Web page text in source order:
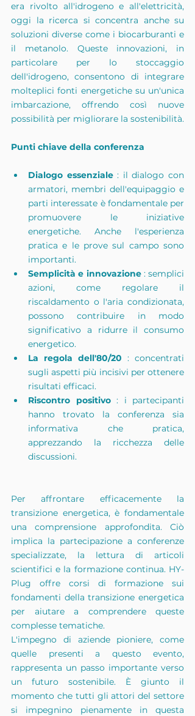
era rivolto all'idrogeno e all'elettricità,
oggi la ricerca si concentra anche su
soluzioni diverse come i biocarburanti e
il metanolo. Queste innovazioni, in
particolare per lo stoccaggio
dell'idrogeno, consentono di integrare
molteplici fonti energetiche su un'unica
imbarcazione, offrendo così nuove
possibilità per migliorare la sostenibilità.
Punti chiave della conferenza
Dialogo essenziale : il dialogo con
armatori, membri dell'equipaggio e
parti interessate è fondamentale per
promuovere le iniziative
energetiche. Anche l'esperienza
pratica e le prove sul campo sono
importanti.
Semplicità e innovazione : semplici
azioni, come regolare il
riscaldamento o l'aria condizionata,
possono contribuire in modo
significativo a ridurre il consumo
energetico.
La regola dell'80/20 : concentrati
sugli aspetti più incisivi per ottenere
risultati efficaci.
Riscontro positivo : i partecipanti
hanno trovato la conferenza sia
informativa che pratica,
apprezzando la ricchezza delle
discussioni.
Per affrontare efficacemente la
transizione energetica, è fondamentale
una comprensione approfondita. Ciò
implica la partecipazione a conferenze
specializzate, la lettura di articoli
scientifici e la formazione continua. HY-
Plug offre corsi di formazione sui
fondamenti della transizione energetica
per aiutare a comprendere queste
complesse tematiche.
L'impegno di aziende pioniere, come
quelle presenti a questo evento,
rappresenta un passo importante verso
un futuro sostenibile. È giunto il
momento che tutti gli attori del settore
si impegnino pienamente in questa